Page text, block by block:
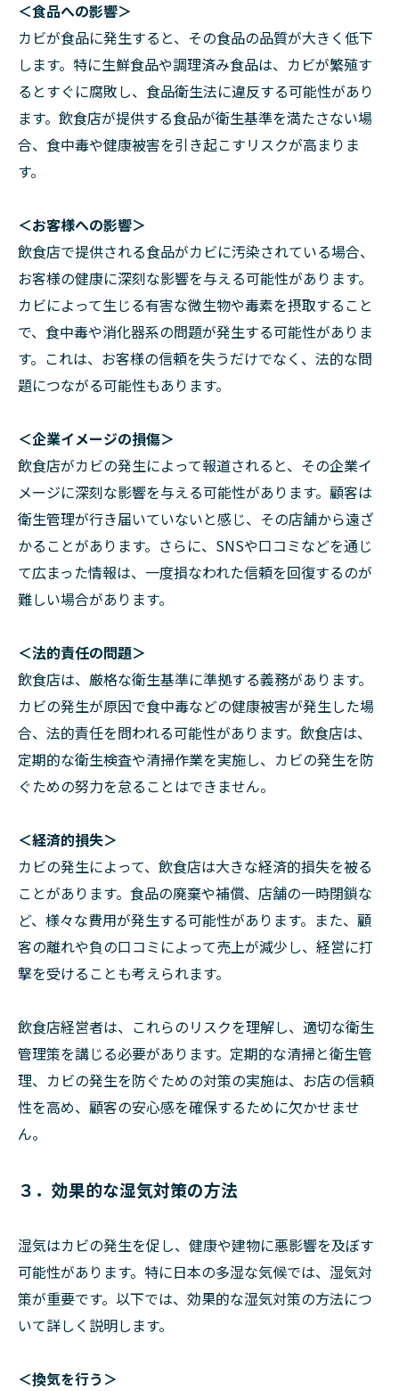
＜食品への影響＞
カビが食品に発生すると、その食品の品質が大きく低下
します。特に生鮮食品や調理済み食品は、カビが繁殖す
るとすぐに腐敗し、食品衛生法に違反する可能性があり
ます。飲食店が提供する食品が衛生基準を満たさない場
合、食中毒や健康被害を引き起こすリスクが高まりま
す。
＜お客様への影響＞
飲食店で提供される食品がカビに汚染されている場合、
お客様の健康に深刻な影響を与える可能性があります。
カビによって生じる有害な微生物や毒素を摂取すること
で、食中毒や消化器系の問題が発生する可能性がありま
す。これは、お客様の信頼を失うだけでなく、法的な問
題につながる可能性もあります。
＜企業イメージの損傷＞
飲食店がカビの発生によって報道されると、その企業イ
メージに深刻な影響を与える可能性があります。顧客は
衛生管理が行き届いていないと感じ、その店舗から遠ざ
かることがあります。さらに、SNSや口コミなどを通じ
て広まった情報は、一度損なわれた信頼を回復するのが
難しい場合があります。
＜法的責任の問題＞
飲食店は、厳格な衛生基準に準拠する義務があります。
カビの発生が原因で食中毒などの健康被害が発生した場
合、法的責任を問われる可能性があります。飲食店は、
定期的な衛生検査や清掃作業を実施し、カビの発生を防
ぐための努力を怠ることはできません。
＜経済的損失＞
カビの発生によって、飲食店は大きな経済的損失を被る
ことがあります。食品の廃棄や補償、店舗の一時閉鎖な
ど、様々な費用が発生する可能性があります。また、顧
客の離れや負の口コミによって売上が減少し、経営に打
撃を受けることも考えられます。
飲食店経営者は、これらのリスクを理解し、適切な衛生
管理策を講じる必要があります。定期的な清掃と衛生管
理、カビの発生を防ぐための対策の実施は、お店の信頼
性を高め、顧客の安心感を確保するために欠かせませ
ん。
３．効果的な湿気対策の方法
湿気はカビの発生を促し、健康や建物に悪影響を及ぼす
可能性があります。特に日本の多湿な気候では、湿気対
策が重要です。以下では、効果的な湿気対策の方法につ
いて詳しく説明します。
＜換気を行う＞